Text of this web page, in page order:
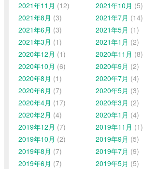
2021年11月 (12) 2021年10月 (5)
2021年8月 (3) 2021年7月 (14)
2021年6月 (3) 2021年5月 (1)
2021年3月 (1) 2021年1月 (2)
2020年12月 (1) 2020年11月 (8)
2020年10月 (6) 2020年9月 (2)
2020年8月 (1) 2020年7月 (4)
2020年6月 (7) 2020年5月 (3)
2020年4月 (17) 2020年3月 (2)
2020年2月 (4) 2020年1月 (4)
2019年12月 (7) 2019年11月 (1)
2019年10月 (2) 2019年9月 (5)
2019年8月 (7) 2019年7月 (9)
2019年6月 (7) 2019年5月 (5)